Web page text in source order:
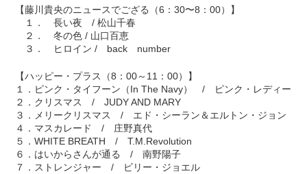
【藤川貴央のニュースでござる（6：30〜8：00）】
１． 長い夜 / 松山千春
２． 冬の色 / 山口百恵
３． ヒロイン / back number
【ハッピー・プラス（8：00～11：00）】
１．ピンク・タイフーン（In The Navy） / ピンク・レディー
２．クリスマス / JUDY AND MARY
３．メリークリスマス / エド・シーラン＆エルトン・ジョン
４．マスカレード / 庄野真代
５．WHITE BREATH / T.M.Revolution
６．はいからさんが通る / 南野陽子
７．ストレンジャー / ビリー・ジョエル